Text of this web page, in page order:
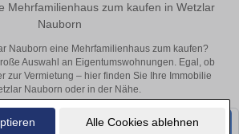
Alle Cookies ablehnen
Mehrfamilienhaus zum kaufen in Wetzlar
Nauborn
Nauborn eine Mehrfamilienhaus zum kaufen?
Auswahl an Eigentumswohnungen. Egal, ob
zur Vermietung – hier finden Sie Ihre Immobilie
Nauborn oder in der Nähe.